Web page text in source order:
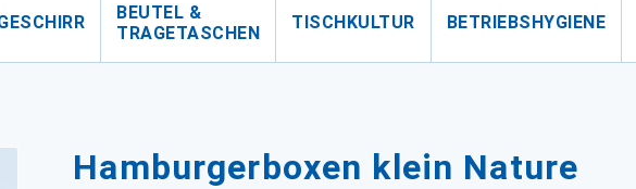
BEUTEL &
TRAGETASCHEN
TISCHKULTUR BETRIEBSHYGIENE
Hamburgerboxen klein Nature